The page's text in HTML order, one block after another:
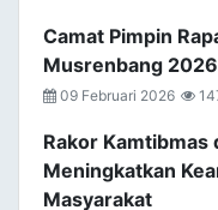
Camat Pimpin
Musrenbang
09 Februari 2026
Rakor Kamtibmas
Meningkatkan
Masyarakat